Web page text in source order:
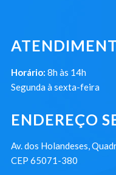
Horário: 8h às 14h
Segunda à sexta-feira
ENDEREÇO
Av. dos Holandeses,
CEP 65071-380